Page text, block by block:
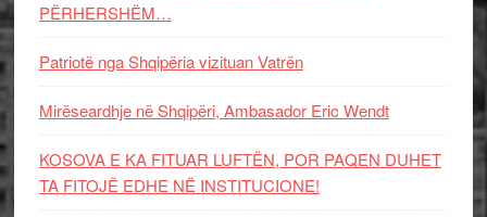
PËRHERSHËM…
Patriotë nga Shqipëria vizituan Vatrën
Mirëseardhje në Shqipëri, Ambasador Eric Wendt
KOSOVA E KA FITUAR LUFTËN, POR PAQEN DUHET
TA FITOJË EDHE NË INSTITUCIONE!